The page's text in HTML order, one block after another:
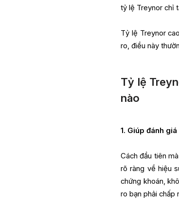
tỷ lệ Treynor chỉ
Tỷ lệ Treynor
ro, điều này
Tỷ lệ
nào
1. Giúp đánh
Cách đầu tiên
rõ ràng về hiệu
chứng khoán,
ro bạn phải chấp